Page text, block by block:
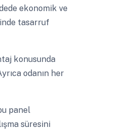
ekonomik ve
tasarruf
konusunda
odanın her
panel
süresini